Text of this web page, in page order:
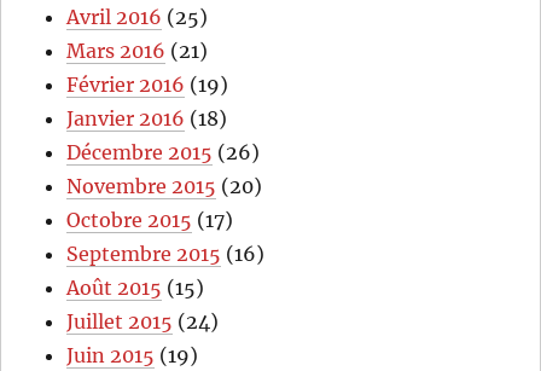
Avril 2016 (25)
Mars 2016 (21)
Février 2016 (19)
Janvier 2016 (18)
Décembre 2015 (26)
Novembre 2015 (20)
Octobre 2015 (17)
Septembre 2015 (16)
Août 2015 (15)
Juillet 2015 (24)
Juin 2015 (19)